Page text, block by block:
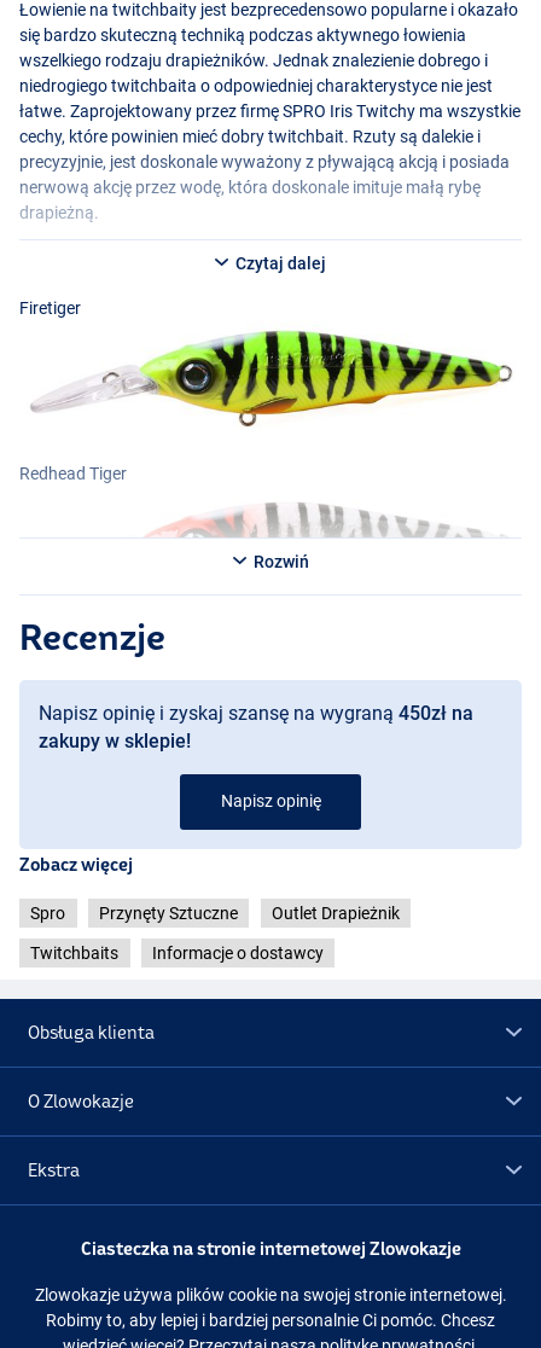
Łowienie na twitchbaity jest bezprecedensowo popularne i okazało
się bardzo skuteczną techniką podczas aktywnego łowienia
wszelkiego rodzaju drapieżników. Jednak znalezienie dobrego i
niedrogiego twitchbaita o odpowiedniej charakterystyce nie jest
łatwe. Zaprojektowany przez firmęSPRO Iris Twitchy ma wszystkie
cechy, które powinien mieć dobry twitchbait. Rzuty są dalekie i
precyzyjnie, jest doskonale wyważony z pływającą akcją i posiada
nerwową akcję przez wodę, która doskonale imituje małą rybę
drapieżną.
Czytaj dalej
Firetiger
Redhead Tiger
Roach
Herring
Rozwiń
Recenzje
Napisz opinię i zyskaj szansę na wygraną 450zł na
zakupy w sklepie!
Napisz opinię
Zobacz więcej
Spro Przynęty Sztuczne Outlet Drapieżnik
Twitchbaits Informacje o dostawcy
Obsługa klienta
O Zlowokazje
Ekstra
Promocje
Obserwuj nas Facebook Instagram
Ciasteczka na stronie internetowej Zlowokazje
Zlowokazje używa plików cookie na swojej stronie internetowej.
Robimy to, aby lepiej i bardziej personalnie Ci pomóc. Chcesz